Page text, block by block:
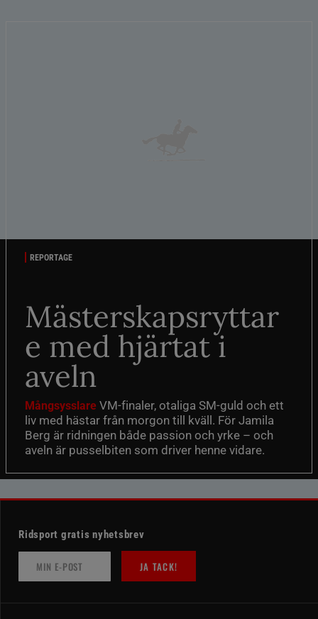
REPORTAGE
Mästerskapsryttar
e med hjärtat i
aveln
Mångsysslare VM-finaler, otaliga SM-guld och ett
liv med hästar från morgon till kväll. För Jamila
Berg är ridningen både passion och yrke – och
aveln är pusselbiten som driver henne vidare.
Ridsport gratis nyhetsbrev
JA TACK!